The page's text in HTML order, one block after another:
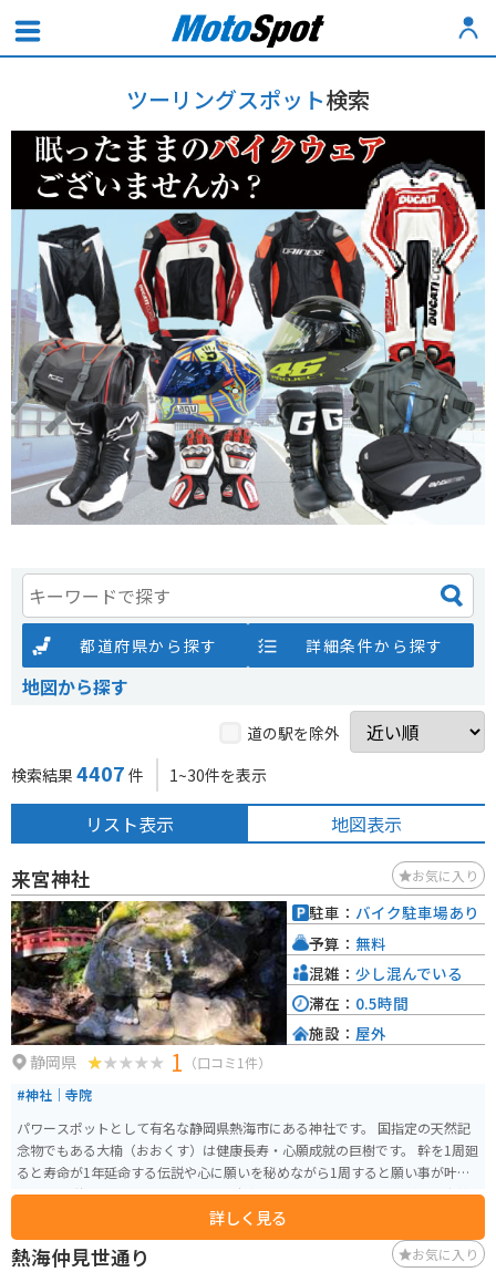
ツーリングスポット検索
都道府県から探す 詳細条件から探す
地図から探す
道の駅を除外
検索結果 4407 件 1~30件を表示
リスト表示 地図表示
来宮神社 お気に入り
静岡県 1 （口コミ1件）
#神社｜寺院
パワースポットとして有名な静岡県熱海市にある神社です。 国指定の天然記
念物でもある大楠（おおくす）は健康長寿・心願成就の巨樹です。 幹を1周廻
ると寿命が1年延命する伝説や心に願いを秘めながら1周すると願い事が叶う
という伝説もあります。 バイク用の駐車場を係員に案内されますが、来宮神
社向かって手前で左折し100m以上登った傾斜地で出入りがしずらく止めにく
い駐車場です。 はっきり言ってバイク乗りの気持ちをわかってない方が決め
たような路面も整備されていない駐車場で最悪です。 神社はパワースポット
詳しく見る
駐車： バイク駐車場あり
予算： 無料
混雑： 少し混んでいる
滞在： 0.5時間
施設： 屋外
熱海仲見世通り お気に入り